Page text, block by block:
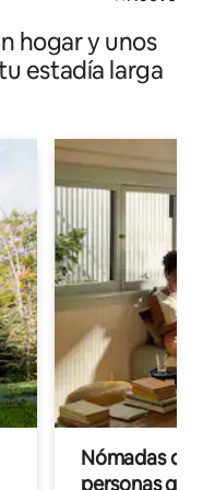
hogar y unos
estadía larga
Nómadas
personas